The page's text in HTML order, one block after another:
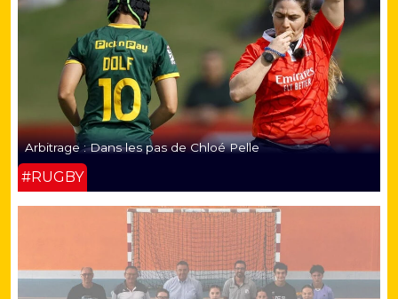
Arbitrage : Dans les pas de Chloé Pelle
#RUGBY